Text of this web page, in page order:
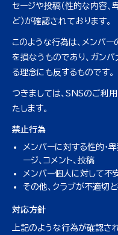
セージや投稿（性的な内容、
ど）が確認されております。
このような行為は、メンバ
を損なうものであり、ガン
る理念にも反するものです。
つきましては、SNSのご利
たします。
禁止行為
メンバーに対する性的・
ージ、コメント、投稿
メンバー個人に対して不
その他、クラブが不適切
対応方針
上記のような行為が確認さ